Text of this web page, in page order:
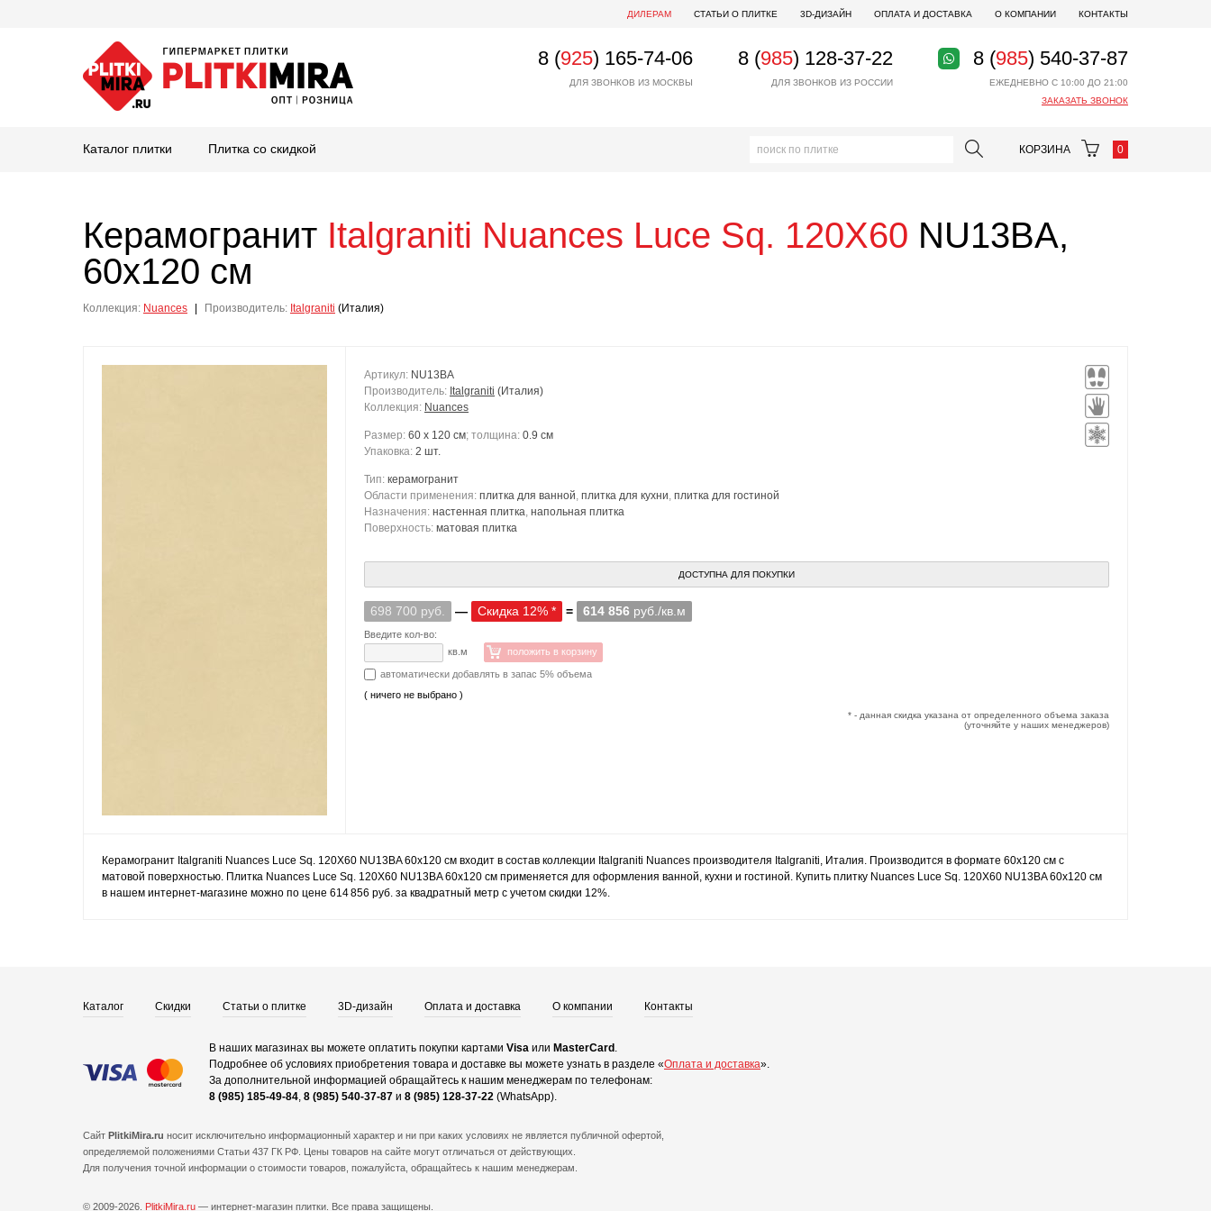
ДИЛЕРАМ СТАТЬИ О ПЛИТКЕ 3D-ДИЗАЙН ОПЛАТА И ДОСТАВКА О КОМПАНИИ КОНТАКТЫ
8 (925) 165-74-06
ДЛЯ ЗВОНКОВ ИЗ МОСКВЫ
8 (985) 128-37-22
ДЛЯ ЗВОНКОВ ИЗ РОССИИ
8 (985) 540-37-87
ЕЖЕДНЕВНО С 10:00 ДО 21:00
ЗАКАЗАТЬ ЗВОНОК
Каталог плитки Плитка со скидкой КОРЗИНА 0
Керамогранит Italgraniti Nuances Luce Sq. 120X60 NU13BA,
60x120 см
Коллекция: Nuances Производитель: Italgraniti (Италия)
Артикул: NU13BA
Производитель: Italgraniti (Италия)
Коллекция: Nuances
Размер: 60 x 120 см; толщина: 0.9 см
Упаковка: 2 шт.
Тип: керамогранит
Области применения: плитка для ванной, плитка для кухни, плитка для гостиной
Назначения: настенная плитка, напольная плитка
Поверхность: матовая плитка
ДОСТУПНА ДЛЯ ПОКУПКИ
698 700 руб. — Скидка 12% * = 614 856 руб./кв.м
Введите кол-во:
кв.м
положить в корзину
автоматически добавлять в запас 5% объема
( ничего не выбрано )
* - данная скидка указана от определенного объема заказа
(уточняйте у наших менеджеров)
Керамогранит Italgraniti Nuances Luce Sq. 120X60 NU13BA 60x120 см входит в состав коллекции Italgraniti Nuances производителя Italgraniti, Италия. Производится в формате 60x120 см с
матовой поверхностью. Плитка Nuances Luce Sq. 120X60 NU13BA 60x120 см применяется для оформления ванной, кухни и гостиной. Купить плитку Nuances Luce Sq. 120X60 NU13BA 60x120 см
в нашем интернет-магазине можно по цене 614 856 руб. за квадратный метр с учетом скидки 12%.
Каталог Скидки Статьи о плитке 3D-дизайн Оплата и доставка О компании Контакты
В наших магазинах вы можете оплатить покупки картами Visa или MasterCard .
Подробнее об условиях приобретения товара и доставке вы можете узнать в разделе «Оплата и доставка».
За дополнительной информацией обращайтесь к нашим менеджерам по телефонам:
8 (985) 185-49-84, 8 (985) 540-37-87 и 8 (985) 128-37-22 (WhatsApp).
Сайт PlitkiMira.ru носит исключительно информационный характер и ни при каких условиях не является публичной офертой,
определяемой положениями Статьи 437 ГК РФ. Цены товаров на сайте могут отличаться от действующих.
Для получения точной информации о стоимости товаров, пожалуйста, обращайтесь к нашим менеджерам.
© 2009-2026. PlitkiMira.ru — интернет-магазин плитки. Все права защищены.